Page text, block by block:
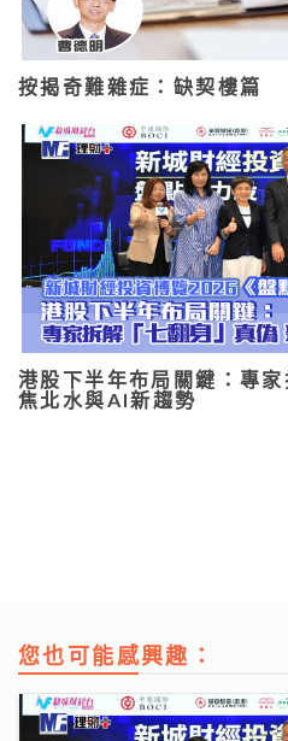
按揭奇難雜症：缺契樓篇
港股下半年布局關鍵：專
焦北水與AI新趨勢
您也可能感興趣：